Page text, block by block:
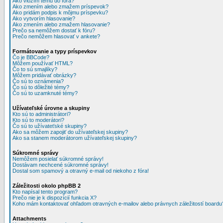
Ako zmením alebo zmažem príspevok?
Ako pridám podpis k môjmu príspevku?
Ako vytvorím hlasovanie?
Ako zmením alebo zmažem hlasovanie?
Prečo sa nemôžem dostať k fóru?
Prečo nemôžem hlasovať v ankete?
Formátovanie a typy príspevkov
Čo je BBCode?
Môžem používať HTML?
Čo to sú smajlíky?
Môžem pridávať obrázky?
Čo sú to oznámenia?
Čo sú to dôležité témy?
Čo sú to uzamknuté témy?
Užívateľské úrovne a skupiny
Kto sú to administrátori?
Kto sú to moderátori?
Čo sú to užívateťské skupiny?
Ako sa môžem zapojiť do užívateľskej skupiny?
Ako sa stanem moderátorom užívateľskej skupiny?
Súkromné správy
Nemôžem posielať súkromné správy!
Dostávam nechcené súkromné správy!
Dostal som spamový a otravný e-mail od niekoho z fóra!
Záležitosti okolo phpBB 2
Kto napísal tento program?
Prečo nie je k dispozícií funkcia X?
Koho mám kontaktovať ohľadom otravných e-mailov alebo právnych záležitostí
Attachments